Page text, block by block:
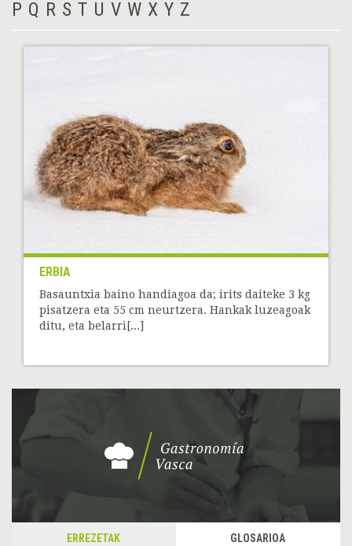
P Q R S T U V W X Y Z
ERBIA
Basauntxia baino handiagoa da; irits daiteke 3 kg
pisatzera eta 55 cm neurtzera. Hankak luzeagoak
ditu, eta belarri[...]
ERREZETAK GLOSARIOA